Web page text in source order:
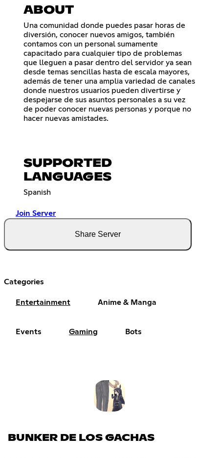
ABOUT
Una comunidad donde puedes pasar horas de
diversión, conocer nuevos amigos, también
contamos con un personal sumamente
capacitado para cualquier tipo de problemas
que lleguen a pasar dentro del servidor ya sean
desde temas sencillas hasta de escala mayores,
además de tener una amplia variedad de canales
donde nuestros usuarios pueden divertirse y
despejarse de sus asuntos personales a su vez
de poder conocer nuevas personas y porque no
hacer nuevas amistades.
SUPPORTED
LANGUAGES
Spanish
Join Server
Share Server
Categories
Entertainment Anime & Manga
Events Gaming Bots
BUNKER DE LOS GACHAS